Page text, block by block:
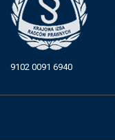
9102 0091 6940